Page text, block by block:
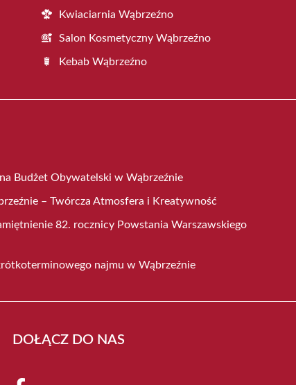
Kwiaciarnia Wąbrzeźno
Salon Kosmetyczny Wąbrzeźno
Kebab Wąbrzeźno
Budżet Obywatelski w Wąbrzeźnie
– Twórcza Atmosfera i Kreatywność
82. rocznicy Powstania Warszawskiego
najmu w Wąbrzeźnie
DOŁĄCZ DO NAS